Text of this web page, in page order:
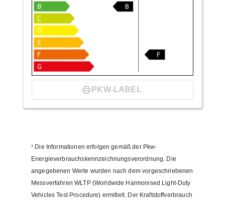
PKW-LABEL
¹ Die Informationen erfolgen gemäß der Pkw-
Energieverbrauchskennzeichnungsverordnung. Die
angegebenen Werte wurden nach dem vorgeschriebenen
Messverfahren WLTP (Worldwide Harmonised Light-Duty
Vehicles Test Procedure) ermittelt. Der Kraftstoffverbrauch